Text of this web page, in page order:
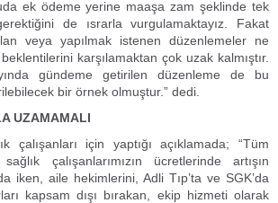
ek ödeme yerine maaşa zam şeklinde tek
de ısrarla vurgulamaktayız. Fakat
veya yapılmak istenen düzenlemeler ne
karşılamaktan çok uzak kalmıştır.
gündeme getirilen düzenleme de bu
bir örnek olmuştur.” dedi.
UZAMAMALI
çalışanları için yaptığı açıklamada; “Tüm
çalışanlarımızın ücretlerinde artışın
iken, aile hekimlerini, Adli Tıp’ta ve SGK’da
kapsam dışı bırakan, ekip hizmeti olarak